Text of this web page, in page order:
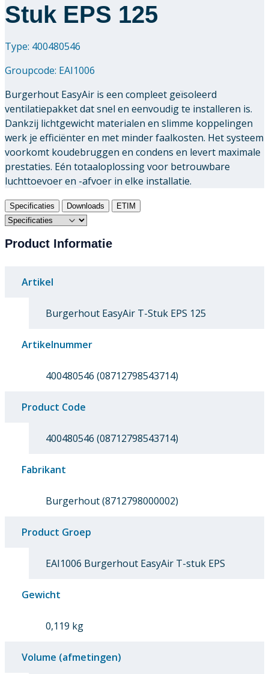
Stuk EPS 125
Type: 400480546
Groupcode: EAI1006
Burgerhout EasyAir is een compleet geïsoleerd
ventilatiepakket dat snel en eenvoudig te installeren is.
Dankzij lichtgewicht materialen en slimme koppelingen
werk je efficiënter en met minder faalkosten. Het systeem
voorkomt koudebruggen en condens en levert maximale
prestaties. Eén totaaloplossing voor betrouwbare
luchttoevoer en -afvoer in elke installatie.
Specificaties Downloads ETIM
Product Informatie
Artikel
Burgerhout EasyAir T-Stuk EPS 125
Artikelnummer
400480546 (08712798543714)
Product Code
400480546 (08712798543714)
Fabrikant
Burgerhout (8712798000002)
Product Groep
EAI1006 Burgerhout EasyAir T-stuk EPS
Gewicht
0,119 kg
Volume (afmetingen)